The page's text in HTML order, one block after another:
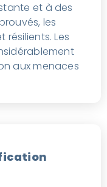
et à des
les
Les
aux menaces